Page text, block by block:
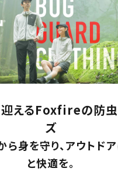
えるFoxfireの防
ズ
ら身を守り、アウトド
と快適を。